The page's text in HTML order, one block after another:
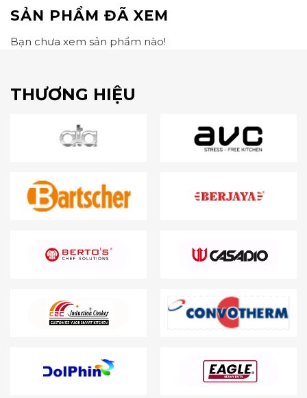
SẢN PHẨM ĐÃ XEM
Bạn chưa xem sản phẩm nào!
THƯƠNG HIỆU